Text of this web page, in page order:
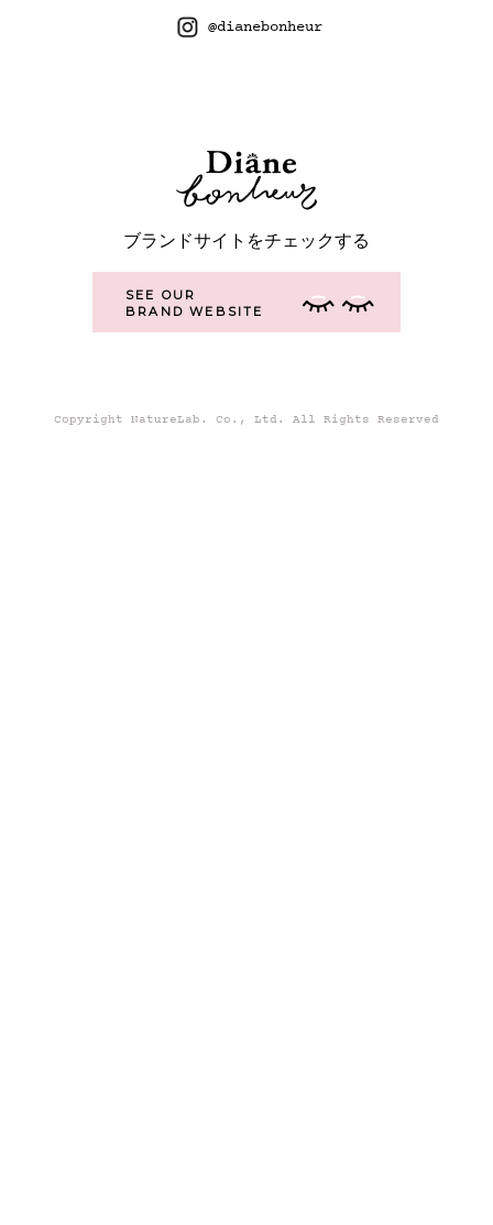
@dianebonheur
ブランドサイトをチェックする
SEE OUR
BRAND WEBSITE
Copyright NatureLab. Co., Ltd. All Rights Reserved